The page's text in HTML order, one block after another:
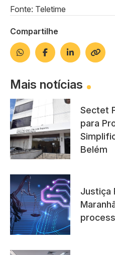
Fonte: Teletime
Compartilhe
Mais notícias
Sectet
para
Belém
Justiça